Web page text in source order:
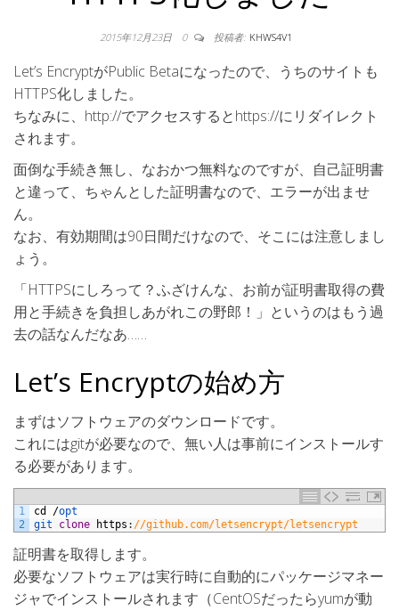
2015年12月23日 0 投稿者: KHWS4V1
Let’s EncryptがPublic Betaになったので、うちのサイトも
HTTPS化しました。
ちなみに、http://でアクセスするとhttps://にリダイレクト
されます。
面倒な手続き無し、なおかつ無料なのですが、自己証明書
と違って、ちゃんとした証明書なので、エラーが出ませ
ん。
なお、有効期間は90日間だけなので、そこには注意しまし
ょう。
「HTTPSにしろって？ふざけんな、お前が証明書取得の費
用と手続きを負担しあがれこの野郎！」というのはもう過
去の話なんだなあ……
Let’s Encryptの始め方
まずはソフトウェアのダウンロードです。
これにはgitが必要なので、無い人は事前にインストールす
る必要があります。
1
2
cd /opt
git clone https : //github.com/letsencrypt/letsencrypt
証明書を取得します。
必要なソフトウェアは実行時に自動的にパッケージマネー
ジャでインストールされます（CentOSだったらyumが動